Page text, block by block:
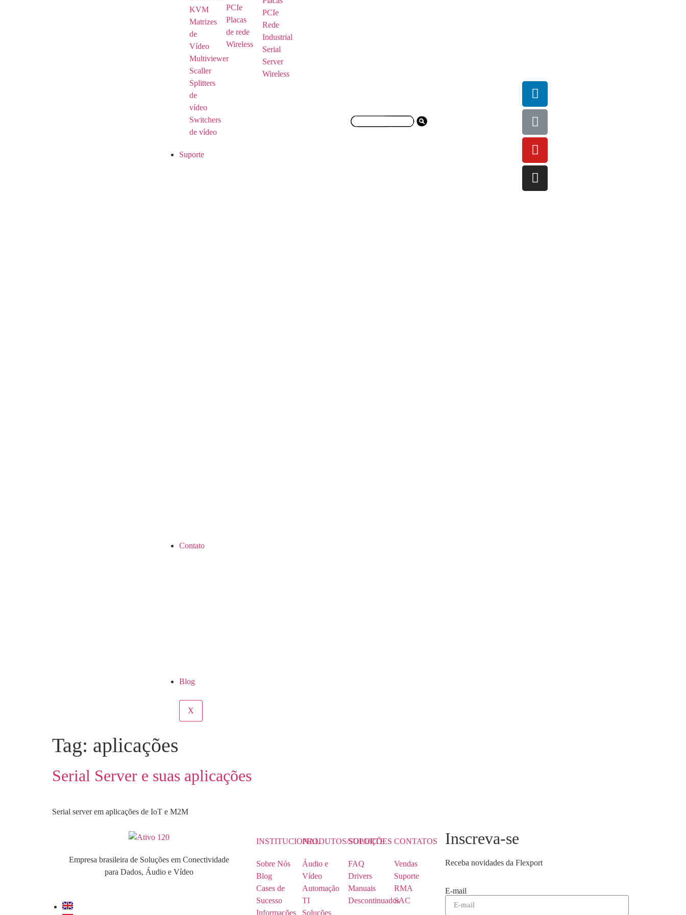
KVM
Matrizes
de
Vídeo
Multiviewer
Scaller
Splitters
de
vídeo
Switchers
de vídeo
PCIe
Placas
de rede
Wireless
PCIe
Rede
Industrial
Serial
Server
Wireless
Suporte
Contato
Blog
X
Tag: aplicações
Serial Server e suas aplicações
Serial server em aplicações de IoT e M2M
Empresa brasileira de Soluções em Conectividade
para Dados, Áudio e Vídeo
INSTITUCIONAL
Sobre Nós
Blog
Cases de
Sucesso
Informações
PRODUTOS/SOLUÇÕES
Áudio e
Vídeo
Automação
TI
Soluções
SUPORTE
FAQ
Drivers
Manuais
Descontinuados
CONTATOS
Vendas
Suporte
RMA
SAC
Inscreva-se
Receba novidades da Flexport
E-mail